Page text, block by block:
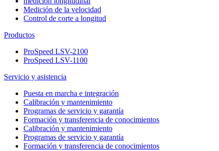
Medición de la velocidad
Control de corte a longitud
Productos
ProSpeed LSV-2100
ProSpeed LSV-1100
Servicio y asistencia
Puesta en marcha e integración
Calibración y mantenimiento
Programas de servicio y garantía
Formación y transferencia de conocimientos
Calibración y mantenimiento
Programas de servicio y garantía
Formación y transferencia de conocimientos